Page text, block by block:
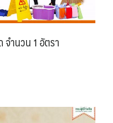
ำนวน 1 อัตรา